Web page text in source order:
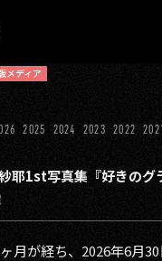
ジョブカン
ゲーム
医療(CLIUS)
メディア
2025 2024 2023 2022
耶1st写真集『好きのグ
月が経ち、2026年6月